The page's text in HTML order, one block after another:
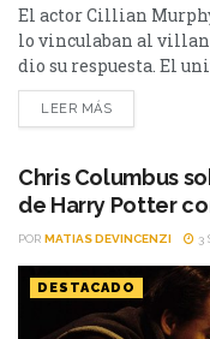
El actor Cillian
lo vinculaban al
dio su respuesta. El
en plena etapa de
Max, y las
LEER MÁS
Chris Columbus
de Harry Potter
POR MATIAS DEVINCENZI 3
DESTACADO